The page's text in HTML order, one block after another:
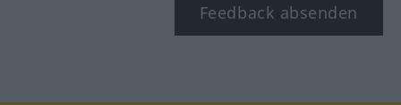
Feedback absenden